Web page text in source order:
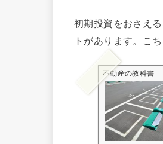
初期投資をおさえ
トがあります。こ
不動産の教科書